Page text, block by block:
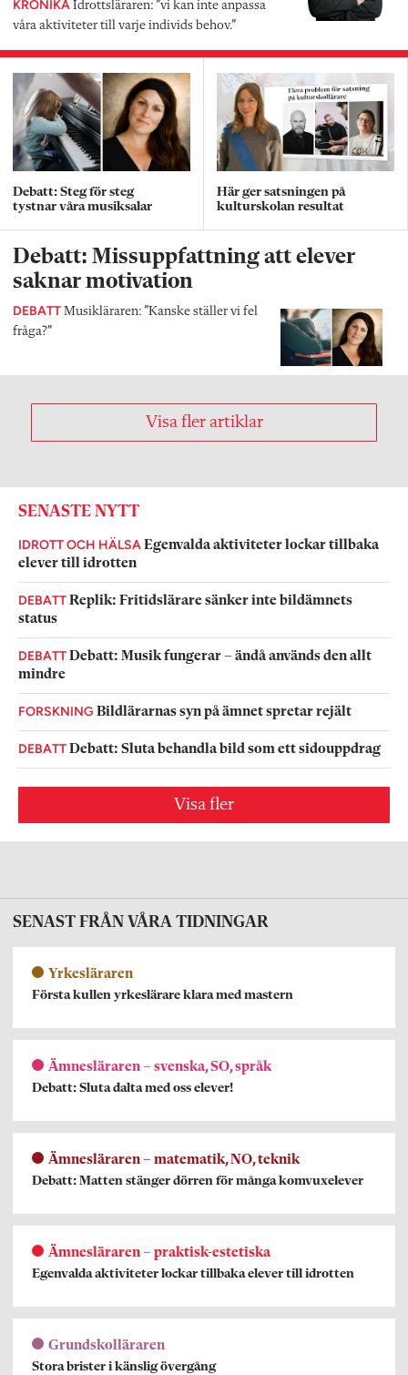
KRÖNIKA Idrottsläraren: ”vi kan inte anpassa
våra aktiviteter till varje individs behov.”
Debatt: Steg för steg
tystnar våra musiksalar
Här ger satsningen på
kulturskolan resultat
Debatt: Missuppfattning att elever
saknar motivation
DEBATT Musikläraren: ”Kanske ställer vi fel
fråga?”
Visa fler artiklar
SENASTE NYTT
IDROTT OCH HÄLSA Egenvalda aktiviteter lockar tillbaka
elever till idrotten
DEBATTReplik: Fritidslärare sänker inte bildämnets
status
DEBATTDebatt: Musik fungerar – ändå används den allt
mindre
FORSKNING Bildlärarnas syn på ämnet spretar rejält
DEBATTDebatt: Sluta behandla bild som ett sidouppdrag
Visa fler
SENAST FRÅN VÅRA TIDNINGAR
Yrkesläraren
Första kullen yrkeslärare klara med mastern
Ämnesläraren – svenska, SO, språk
Debatt: Sluta dalta med oss elever!
Ämnesläraren – matematik, NO, teknik
Debatt: Matten stänger dörren för många komvuxelever
Ämnesläraren – praktisk-estetiska
Egenvalda aktiviteter lockar tillbaka elever till idrotten
Grundskolläraren
Stora brister i känslig övergång